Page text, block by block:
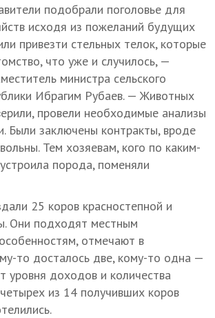
подобрали поголовье для
исходя из пожеланий будущих
привезти стельных телок, которые
что уже и случилось, —
министра сельского
Ибрагим Рубаев. — Животных
провели необходимые анализы
Были заключены контракты, вроде
Тем хозяевам, кого по каким-
порода, поменяли
25 коров красностепной и
Они подходят местным
отмечают в
то досталось две, кому-то одна —
уровня доходов и количества
из 14 получивших коров